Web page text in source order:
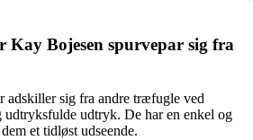
Kay Bojesen spurvepar sig fra
adskiller sig fra andre træfugle ved
udtryksfulde udtryk. De har en enkel og
et tidløst udseende.